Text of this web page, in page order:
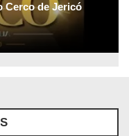
Cerco de Jericó